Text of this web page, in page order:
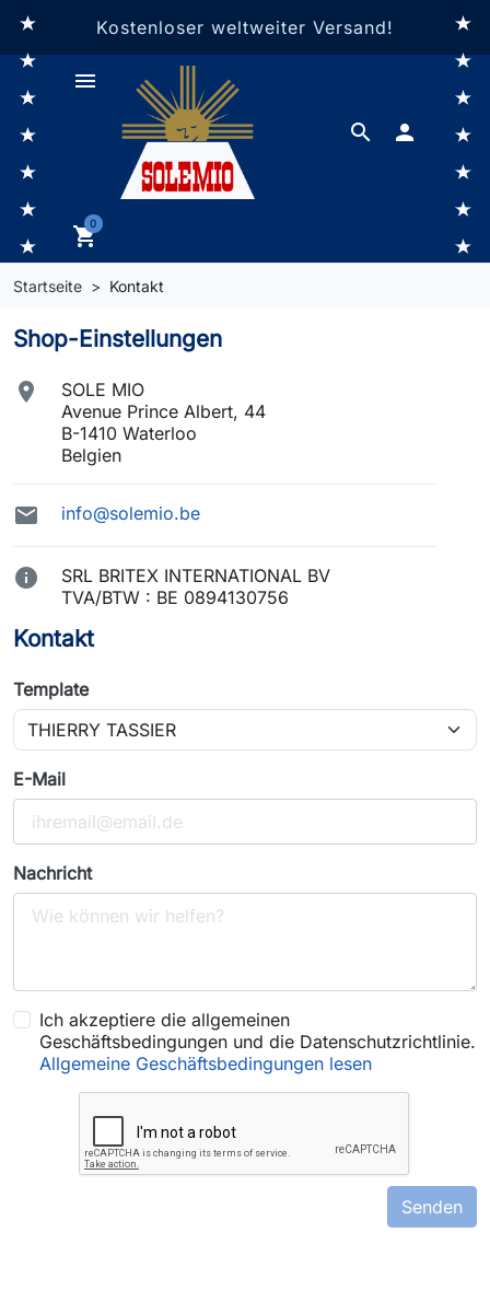
Kostenloser weltweiter Versand!
search
menu

shopping_cart
0
Startseite Kontakt
Shop-Einstellungen

SOLE MIO
Avenue Prince Albert, 44
B-1410 Waterloo
Belgien
 info@solemio.be

SRL BRITEX INTERNATIONAL BV
TVA/BTW : BE 0894130756
Kontakt
Template
E-Mail
Nachricht
Ich akzeptiere die allgemeinen
Geschäftsbedingungen und die Datenschutzrichtlinie.
Allgemeine Geschäftsbedingungen lesen